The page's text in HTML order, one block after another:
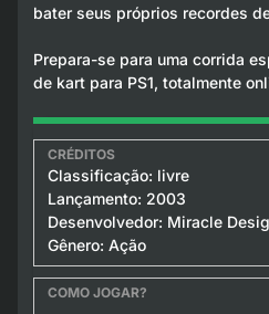
bater seus próprios recordes
Prepara-se para uma corrida
de kart para PS1, totalmente
Classificação: livre
Lançamento: 2003
Desenvolvedor: Miracle
Gênero: Ação